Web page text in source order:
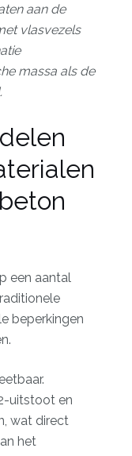
aan de
vlasvezels
massa als de
een aantal
beperkingen
uitstoot en
wat direct
het